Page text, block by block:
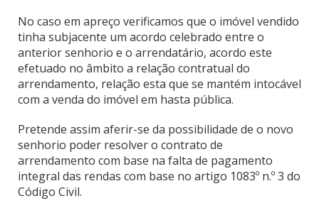
No caso em apreço verificamos que o imóvel vendido
tinha subjacente um acordo celebrado entre o
anterior senhorio e o arrendatário, acordo este
efetuado no âmbito a relação contratual do
arrendamento, relação esta que se mantém intocável
com a venda do imóvel em hasta pública.
Pretende assim aferir-se da possibilidade de o novo
senhorio poder resolver o contrato de
arrendamento com base na falta de pagamento
integral das rendas com base no artigo 1083º n.º 3 do
Código Civil.